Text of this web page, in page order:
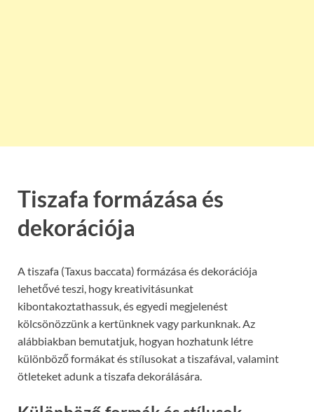
Tiszafa formázása és
dekorációja
A tiszafa (Taxus baccata) formázása és dekorációja
lehetővé teszi, hogy kreativitásunkat
kibontakoztathassuk, és egyedi megjelenést
kölcsönözzünk a kertünknek vagy parkunknak. Az
alábbiakban bemutatjuk, hogyan hozhatunk létre
különböző formákat és stílusokat a tiszafával, valamint
ötleteket adunk a tiszafa dekorálására.